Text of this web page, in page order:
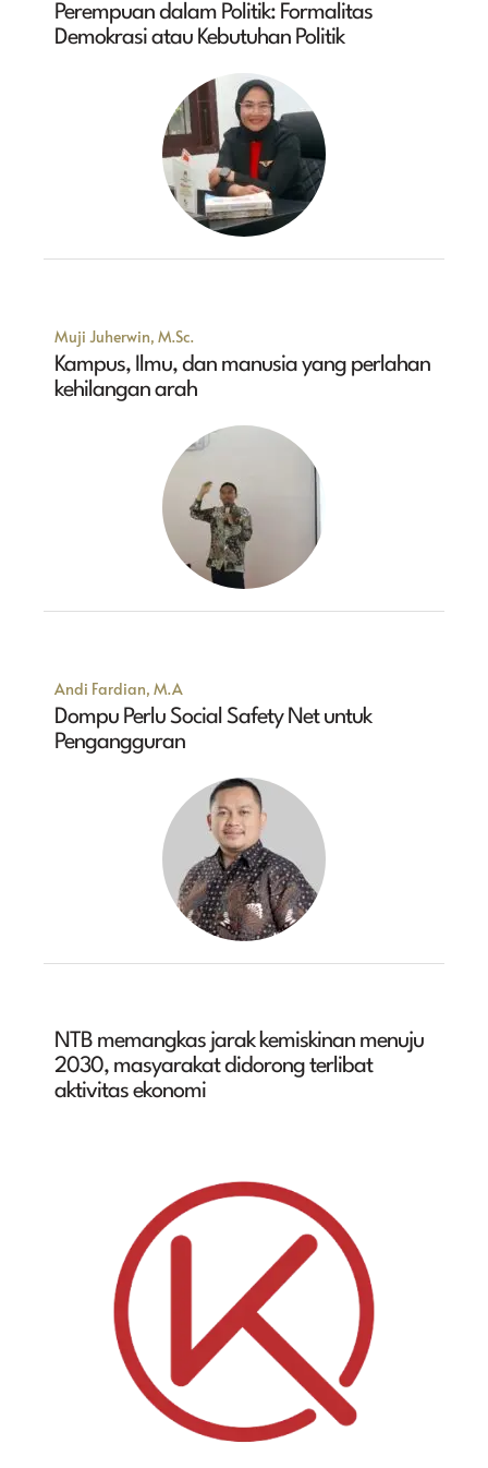
Perempuan dalam Politik: Formalitas
Demokrasi atau Kebutuhan Politik
Muji Juherwin, M.Sc.
Kampus, Ilmu, dan manusia yang perlahan
kehilangan arah
Andi Fardian, M.A
Dompu Perlu Social Safety Net untuk
Pengangguran
NTB memangkas jarak kemiskinan menuju
2030, masyarakat didorong terlibat
aktivitas ekonomi